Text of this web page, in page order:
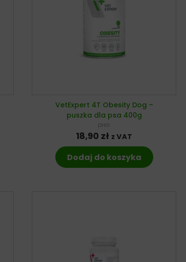
VetExpert 4T Obesity Dog –
puszka dla psa 400g
pies
18,90 zł z VAT
Dodaj do koszyka